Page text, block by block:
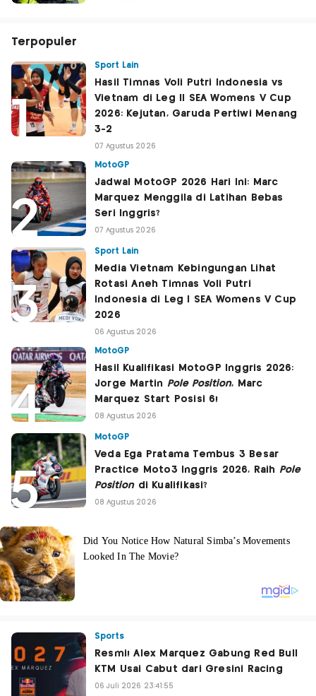
Terpopuler
Sport Lain
Hasil Timnas Voli Putri Indonesia vs
Vietnam di Leg II SEA Womens V Cup
2026: Kejutan, Garuda Pertiwi Menang
3-2
07 Agustus 2026
MotoGP
Jadwal MotoGP 2026 Hari Ini: Marc
Marquez Menggila di Latihan Bebas
Seri Inggris?
07 Agustus 2026
Sport Lain
Media Vietnam Kebingungan Lihat
Rotasi Aneh Timnas Voli Putri
Indonesia di Leg I SEA Womens V Cup
2026
06 Agustus 2026
MotoGP
Hasil Kualifikasi MotoGP Inggris 2026:
Jorge Martin Pole Position, Marc
Marquez Start Posisi 6!
08 Agustus 2026
MotoGP
Veda Ega Pratama Tembus 3 Besar
Practice Moto3 Inggris 2026, Raih Pole
Positiondi Kualifikasi?
08 Agustus 2026
Sports
Resmi! Alex Marquez Gabung Red Bull
KTM Usai Cabut dari Gresini Racing
06 Juli 2026 23:41:55